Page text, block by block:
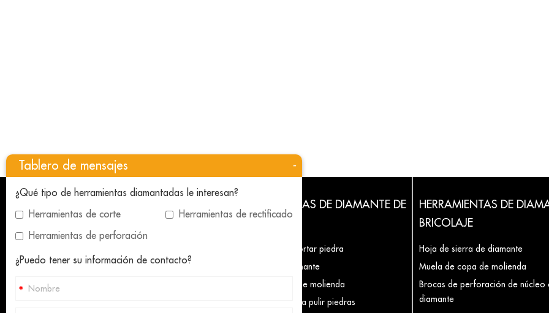
HERRAMIENTAS DE DIAMANTE DE
Cuchillas para cortar piedra
Alambre de diamante
Muela de copa de molienda
Almohadillas para pulir piedras
HERRAMIENTAS DE
BRICOLAJE
Hoja de sierra de diamante
Muela de copa de molienda
Brocas de perforación de núcleo
diamante
Tablero de mensajes -
¿Qué tipo de herramientas diamantadas le interesan?
Herramientas de corte Herramientas de rectificado
Herramientas de perforación
¿Puedo tener su información de contacto?